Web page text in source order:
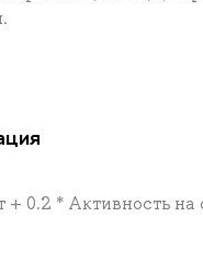
0.2 * Активность